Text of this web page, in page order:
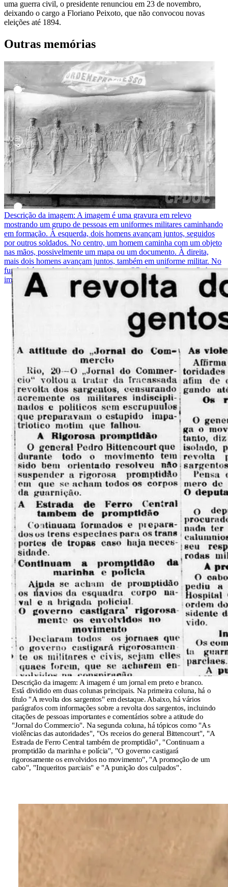
uma guerra civil, o presidente renunciou em 23 de novembro,
deixando o cargo a Floriano Peixoto, que não convocou novas
eleições até 1894.
Outras memórias
Descrição da imagem: A imagem é uma gravura em relevo
mostrando um grupo de pessoas em uniformes militares caminhando
em formação. À esquerda, dois homens avançam juntos, seguidos
por outros soldados. No centro, um homem caminha com um objeto
nas mãos, possivelmente um mapa ou um documento. À direita,
mais dois homens avançam juntos, também em uniforme militar. No
fundo, há uma bandeira com os dizeres "Ordem e Progresso". A
imagem é em preto e branco.
Descrição da imagem: A imagem é um jornal em preto e branco.
Está dividido em duas colunas principais. Na primeira coluna, há o
título "A revolta dos sargentos" em destaque. Abaixo, há vários
parágrafos com informações sobre a revolta dos sargentos, incluindo
citações de pessoas importantes e comentários sobre a atitude do
"Jornal do Commercio". Na segunda coluna, há tópicos como "As
violências das autoridades", "Os receios do general Bittencourt", "A
Estrada de Ferro Central também de promptidão", "Continuam a
promptidão da marinha e polícia", "O governo castigará
rigorosamente os envolvidos no movimento", "A promoção de um
cabo", "Inqueritos parciais" e "A punição dos culpados".